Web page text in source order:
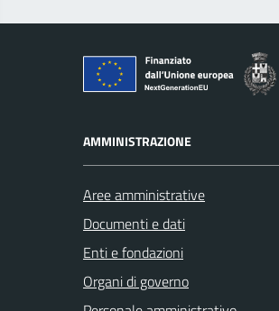
AMMINISTRAZIONE
Aree amministrative
Documenti e dati
Enti e fondazioni
Organi di governo